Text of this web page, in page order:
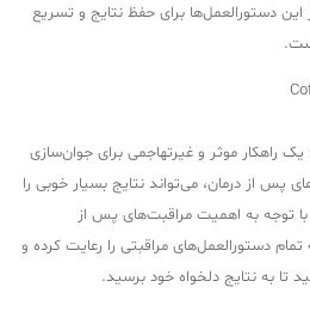
دستورالعمل‌ها برای حفظ نتایج و تسریع
محلول مزوتراپی توسکانی Cofinet یک راهکار موثر و غیرتهاجمی برای جوان‌سازی
از درمان، می‌تواند نتایج بسیار خوبی را
با توجه به اهمیت مراقبت‌های پس از
دستورالعمل‌های مراقبتی را رعایت کرده و
تا به نتایج دلخواه خود برسید.